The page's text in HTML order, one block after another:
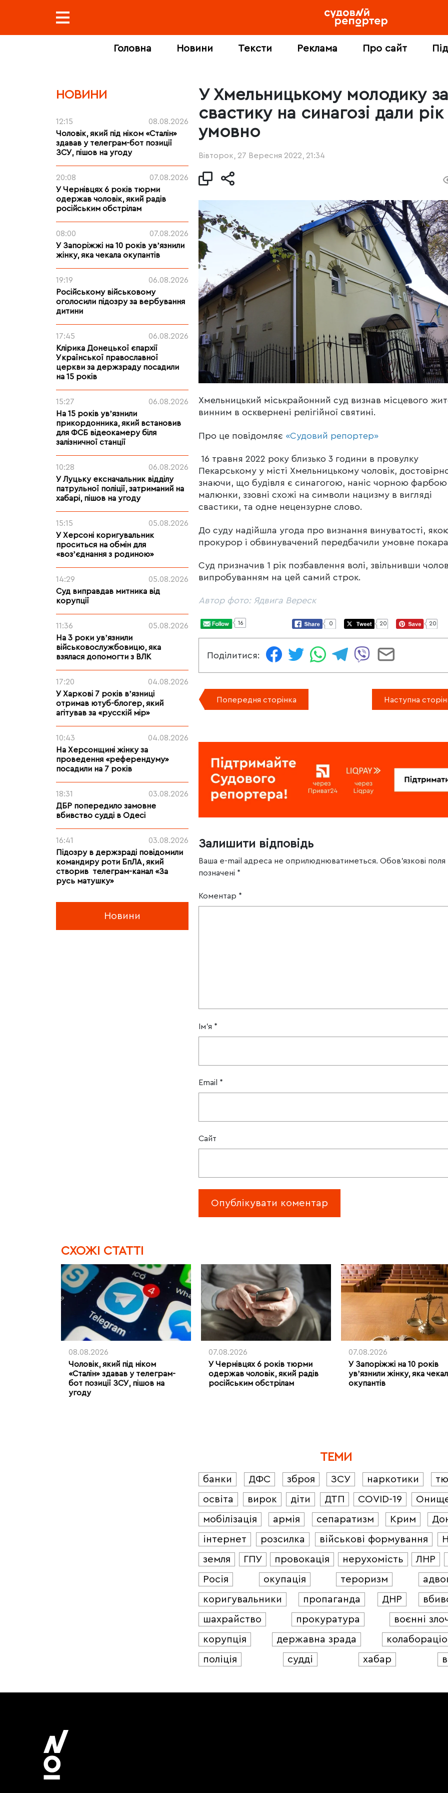
Головна Новини Тексти Реклама Про сайт
НОВИНИ
12:15
08.08.2026
Чоловік, який під ніком «Сталін»
здавав у телеграм-бот позиції
ЗСУ, пішов на угоду
20:08
07.08.2026
У Чернівцях 6 років тюрми
одержав чоловік, який радів
російським обстрілам
08:00
07.08.2026
У Запоріжжі на 10 років увʼязнили
жінку, яка чекала окупантів
19:19
06.08.2026
Російському військовому
оголосили підозру за вербування
дитини
17:45
06.08.2026
Клірика Донецької єпархії
Української православної
церкви за держзраду посадили
на 15 років
15:27
06.08.2026
На 15 років увʼязнили
прикордонника, який встановив
для ФСБ відеокамеру біля
залізничної станції
10:28
06.08.2026
У Луцьку ексначальник відділу
патрульної поліції, затриманий на
хабарі, пішов на угоду
15:15
05.08.2026
У Херсоні коригувальник
проситься на обмін для
«возʼєднання з родиною»
14:29
05.08.2026
Суд виправдав митника від
корупції
11:36
05.08.2026
На 3 роки увʼязнили
військовослужбовицю, яка
взялася допомогти з ВЛК
17:20
04.08.2026
У Харкові 7 років вʼязниці
отримав ютуб-блогер, який
агітував за «русскій мір»
10:43
04.08.2026
На Херсонщині жінку за
проведення «референдуму»
посадили на 7 років
18:31
03.08.2026
ДБР попередило замовне
вбивство судді в Одесі
16:41
03.08.2026
Підозру в держзраді повідомили
командиру роти БпЛА, який
створив телеграм-канал «За
русь матушку»
Новини
У Хмельницькому молодику за
свастику на синагозі дали рік
умовно
Вівторок, 27 Вересня 2022, 21:34
Хмельницький міськрайонний суд визнав місцевого
винним в осквернені релігійної святині.
Про це повідомляє «Судовий репортер»
16 травня 2022 року близько 3 години в провулку
Пекарському у місті Хмельницькому чоловік,
знаючи, що будівля є синагогою, наніс чорною
малюнки, ззовні схожі на символи нацизму в вигляді
свастики, та одне нецензурне слово.
До суду надійшла угода про визнання винуватості,
прокурор і обвинувачений передбачили умовне
Суд призначив 1 рік позбавлення волі, звільнивши
випробуванням на цей самий строк.
Автор фото: Ядвига Вереск
16 0 20 20
Поділитися:
Попередня сторінка Наступна
Залишити відповідь
Ваша e-mail адреса не оприлюднюватиметься. Обов’язкові поля
позначені *
Коментар *
Ім'я *
Email *
Сайт
CХОЖІ СТАТТІ
08.08.2026
Чоловік, який під ніком
«Сталін» здавав у телеграм-
бот позиції ЗСУ, пішов на
угоду
07.08.2026
У Чернівцях 6 років тюрми
одержав чоловік, який радів
російським обстрілам
07.08.2026
У Запоріжжі на 10 років
увʼязнили жінку, яка
окупантів
ТЕМИ
банки ДФС зброя ЗСУ наркотики
освіта
вирок діти ДТП COVID-19
мобілізація
армія сепаратизм Крим
інтернет
розсилка військові формування
земля
ГПУ провокація нерухомість
ЛНР
Росія
окупація тероризм
коригувальники
пропаганда ДНР
шахрайство
прокуратура
воєнні
корупція
державна зрада
поліція
судді хабар